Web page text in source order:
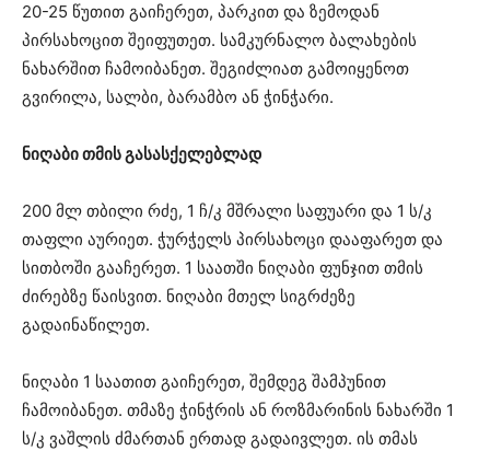
20-25 წუთით გაიჩერეთ, პარკით და ზემოდან
პირსახოცით შეიფუთეთ. სამკურნალო ბალახების
ნახარშით ჩამოიბანეთ. შეგიძლიათ გამოიყენოთ
გვირილა, სალბი, ბარამბო ან ჭინჭარი.
ნიღაბი თმის გასასქელებლად
200 მლ თბილი რძე, 1 ჩ/კ მშრალი საფუარი და 1 ს/კ
თაფლი აურიეთ. ჭურჭელს პირსახოცი დააფარეთ და
სითბოში გააჩერეთ. 1 საათში ნიღაბი ფუნჯით თმის
ძირებზე წაისვით. ნიღაბი მთელ სიგრძეზე
გადაინაწილეთ.
ნიღაბი 1 საათით გაიჩერეთ, შემდეგ შამპუნით
ჩამოიბანეთ. თმაზე ჭინჭრის ან როზმარინის ნახარში 1
ს/კ ვაშლის ძმართან ერთად გადაივლეთ. ის თმას